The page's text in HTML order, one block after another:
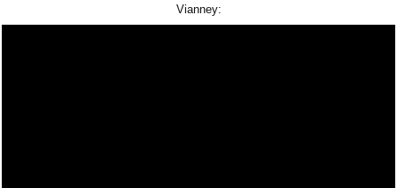
Vianney: